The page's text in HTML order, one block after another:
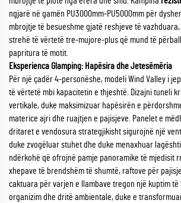
ngjarë në gamën PU3000mm-PU5000mm për
mbrojtje të besueshme gjatë reshjeve të
strehë të vërtetë tre-mujore-plus që mund të
papritura të motit.
Eksperienca Glamping: Hapësira dhe Jetesëmëria
Për një çadër 4-personëshe, modeli Wind Valley i
të vërtetë mbi kapacitetin e thjeshtë. Dizajni tuneli
vertikale, duke maksimizuar hapësirën e
materice ajri dhe ruajtjen e pajisjeve. Panelet e
dritaret e vendosura strategjikisht sigurojnë një
duke zvogëluar stuhet dhe duke menaxhuar
ndërkohë që ofrojnë pamje panoramike të mjedisit
xhepave të brendshëm të shumtë, raftove për
caktuara për varjen e llambave tregon një kuptim
organizim dhe dritë ambientale, duke e